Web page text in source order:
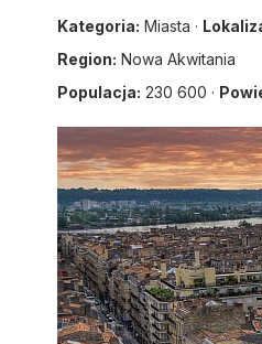
Kategoria: Miasta ·
Region: Nowa Akwitania
Populacja: 230 600 ·